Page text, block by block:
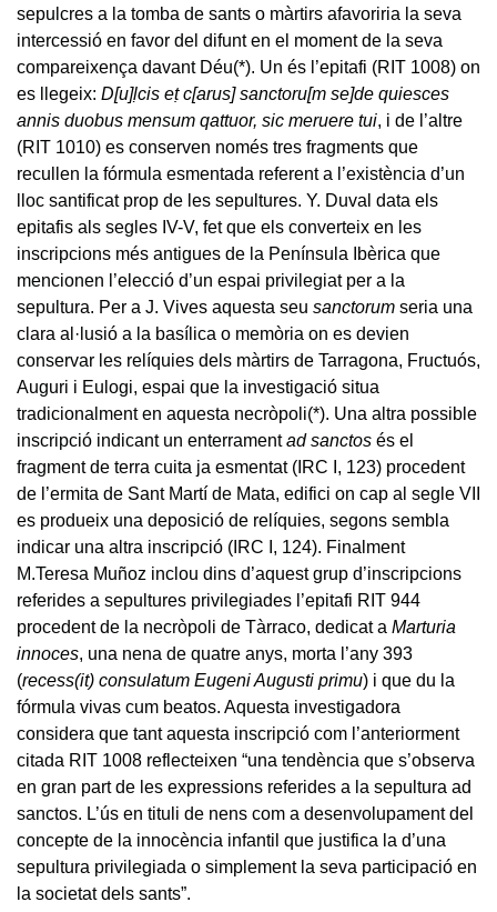
sepulcres a la tomba de sants o màrtirs afavoriria la seva
intercessió en favor del difunt en el moment de la seva
compareixença davant Déu(*). Un és l’epitafi (RIT 1008) on
es llegeix: D[u]ḷcis eṭ c[arus] sanctoru[m se]de quiesces
annis duobus mensum qattuor, sic meruere tui, i de l’altre
(RIT 1010) es conserven només tres fragments que
recullen la fórmula esmentada referent a l’existència d’un
lloc santificat prop de les sepultures. Y. Duval data els
epitafis als segles IV-V, fet que els converteix en les
inscripcions més antigues de la Península Ibèrica que
mencionen l’elecció d’un espai privilegiat per a la
sepultura. Per a J. Vives aquesta seu sanctorum seria una
clara al·lusió a la basílica o memòria on es devien
conservar les relíquies dels màrtirs de Tarragona, Fructuós,
Auguri i Eulogi, espai que la investigació situa
tradicionalment en aquesta necròpoli(*). Una altra possible
inscripció indicant un enterramentad sanctos és el
fragment de terra cuita ja esmentat (IRC I, 123) procedent
de l’ermita de Sant Martí de Mata, edifici on cap al segle VII
es produeix una deposició de relíquies, segons sembla
indicar una altra inscripció (IRC I, 124). Finalment
M.Teresa Muñoz inclou dins d’aquest grup d’inscripcions
referides a sepultures privilegiades l’epitafi RIT 944
procedent de la necròpoli de Tàrraco, dedicat a Marturia
innoces, una nena de quatre anys, morta l’any 393
(recess(it) consulatum Eugeni Augusti primu) i que du la
fórmula vivas cum beatos. Aquesta investigadora
considera que tant aquesta inscripció com l’anteriorment
citada RIT 1008 reflecteixen “una tendència que s’observa
en gran part de les expressions referides a la sepultura ad
sanctos. L’ús en tituli de nens com a desenvolupament del
concepte de la innocència infantil que justifica la d’una
sepultura privilegiada o simplement la seva participació en
la societat dels sants”.